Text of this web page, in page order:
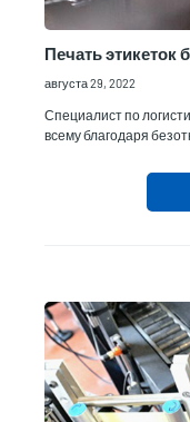
Печать этикеток
августа 29, 2022
Специалист по
всему благодаря